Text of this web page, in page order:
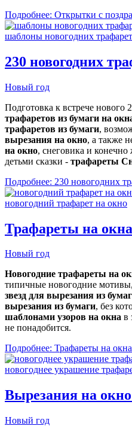
Подробнее: Открытки с
шаблоны новогодних
230 новогодних
Новый год
Подготовка к встрече нового
трафаретов из бумаги на
трафаретов из бумаги,
вырезания на окно, а также
на окно, снеговика и конечно
детьми сказки - трафареты
Подробнее: 230 новогодних
новогодний трафарет на окно
Трафареты на
Новый год
Новогодние трафареты на
типичные новогодние
звезд для вырезания из
вырезания из бумаги, без
шаблонами узоров на окна в
не понадобится.
Подробнее: Трафареты на
новогоднее украшение
Вырезания на
Новый год